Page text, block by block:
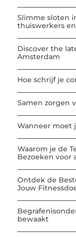
Slimme sloten
thuiswerkers
Discover the
Amsterdam
Hoe schrijf je
Samen zorgen
Wanneer moet
Waarom je de
Bezoeken voor
Ontdek de
Jouw
bewaakt